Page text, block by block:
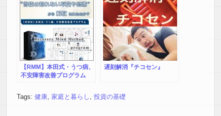
メイド制作。金運、引き寄
せの法則、メンタルブロッ
ク、セルフイメージ、アフ
ァメーション、瞑想、自己
暗示、自己催眠、自信、あ
がり症、吃音、対人緊張、
対人恐怖、社会不安障害、
トラウマ、パニック障害、
職、結婚、恋
【RMM】本田式・うつ病、
不安障害改善プログラム
遅刻解消『チコセン』
Tags: 健康 家庭と暮らし 投資の基礎